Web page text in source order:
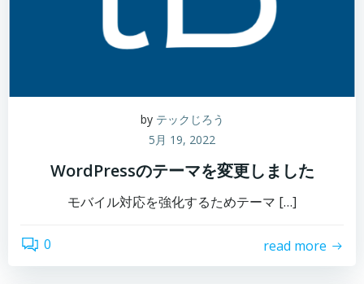
by テックじろう
5月 19, 2022
WordPressのテーマを変更しました
モバイル対応を強化するためテーマ […]
0 read more